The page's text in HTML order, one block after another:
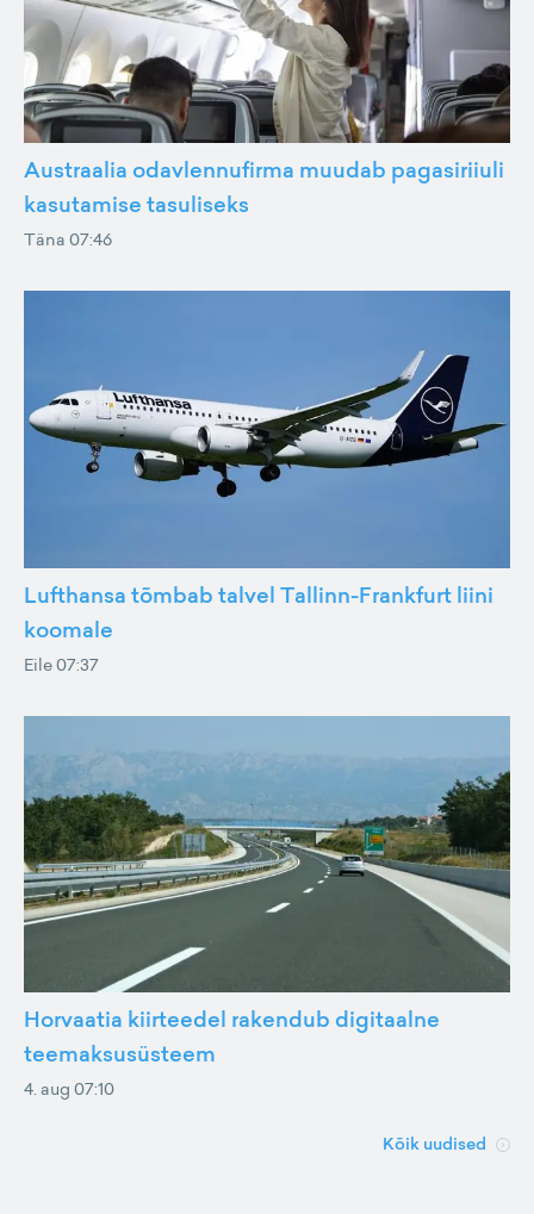
Austraalia odavlennufirma muudab pagasiriiuli
kasutamise tasuliseks
Täna 07:46
Lufthansa tõmbab talvel Tallinn-Frankfurt liini
koomale
Eile 07:37
Horvaatia kiirteedel rakendub digitaalne
teemaksusüsteem
4. aug 07:10
Kõik uudised